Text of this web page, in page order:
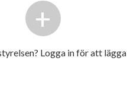
+
Logga in för att lägga